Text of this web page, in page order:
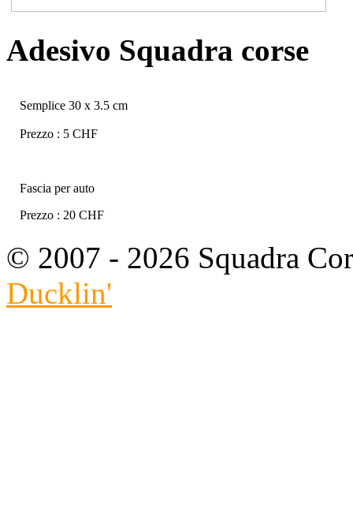
Adesivo Squadra corse
Semplice 30 x 3.5 cm
Prezzo : 5 CHF
Fascia per auto
Prezzo : 20 CHF
© 2007 - 2026 Squadra
Ducklin'